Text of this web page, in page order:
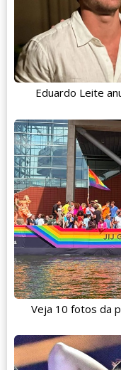
Eduardo Leite
Veja 10 fotos da